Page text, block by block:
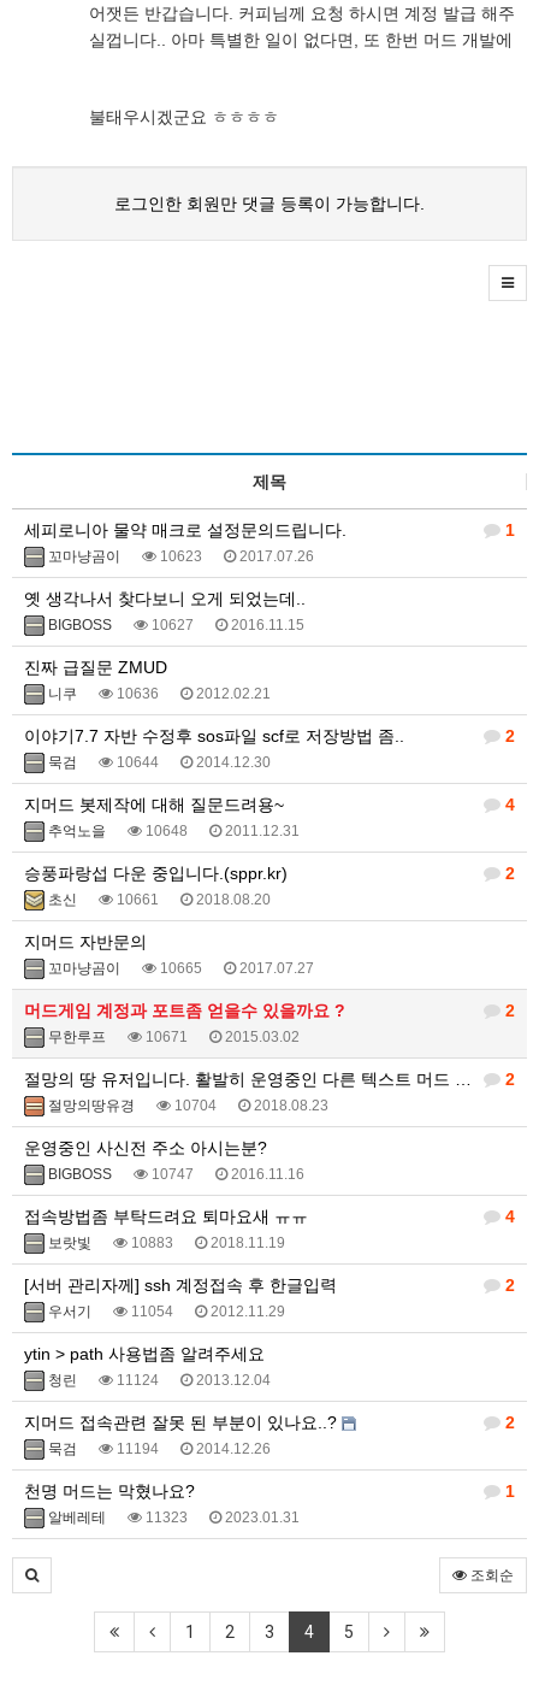
어잿든 반갑습니다. 커피님께 요청 하시면 계정 발급 해주
실껍니다.. 아마 특별한 일이 없다면, 또 한번 머드 개발에
불태우시겠군요 ㅎㅎㅎㅎ
로그인한 회원만 댓글 등록이 가능합니다.
제목
1
세피로니아 물약 매크로 설정문의드립니다.
꼬마냥곰이 10623 2017.07.26
옛 생각나서 찾다보니 오게 되었는데..
BIGBOSS 10627 2016.11.15
진짜 급질문 ZMUD
니쿠 10636 2012.02.21
2
이야기7.7 자반 수정후 sos파일 scf로 저장방법 좀..
묵검 10644 2014.12.30
4
지머드 봇제작에 대해 질문드려용~
추억노을 10648 2011.12.31
2
승풍파랑섭 다운 중입니다.(sppr.kr)
초신 10661 2018.08.20
지머드 자반문의
꼬마냥곰이 10665 2017.07.27
2
머드게임 계정과 포트좀 얻을수 있을까요 ?
무한루프 10671 2015.03.02
2
절망의 땅 유저입니다. 활발히 운영중인 다른 텍스트 머드 게임 있나요?
절망의땅유경 10704 2018.08.23
운영중인 사신전 주소 아시는분?
BIGBOSS 10747 2016.11.16
4
접속방법좀 부탁드려요 퇴마요새 ㅠㅠ
보랏빛 10883 2018.11.19
2
[서버 관리자께] ssh 계정접속 후 한글입력
우서기 11054 2012.11.29
ytin > path 사용법좀 알려주세요
청린 11124 2013.12.04
2
지머드 접속관련 잘못 된 부분이 있나요..?
묵검 11194 2014.12.26
1
천명 머드는 막혔나요?
알베레테 11323 2023.01.31
조회순
1 2 3 4 5